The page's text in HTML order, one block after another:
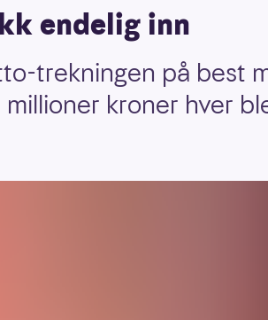
endelig inn
trekningen på best
kroner hver